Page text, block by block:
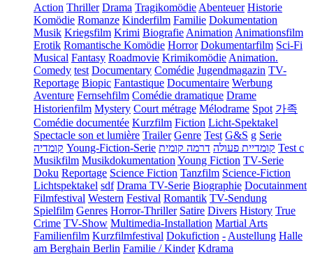
Action Thriller Drama Tragikomödie Abenteuer Historie
Komödie Romanze Kinderfilm Familie Dokumentation
Musik Kriegsfilm Krimi Biografie Animation Animationsfilm
Erotik Romantische Komödie Horror Dokumentarfilm Sci-Fi
Musical Fantasy Roadmovie Krimikomödie Animation.
Comedy test Documentary Comédie Jugendmagazin TV-
Reportage Biopic Fantastique Documentaire Werbung
Aventure Fernsehfilm Comédie dramatique Drame
Historienfilm Mystery Court métrage Mélodrame Spot 가족
Comédie documentée Kurzfilm Fiction Licht-Spektakel
Spectacle son et lumière Trailer Genre Test G&S g Serie
קומדיה Young-Fiction-Serie קומדיית פעולה דרמה קומית
Test c
Musikfilm Musikdokumentation Young Fiction TV-Serie
Doku Reportage Science Fiction Tanzfilm Science-Fiction
Lichtspektakel sdf Drama TV-Serie Biographie Docutainment
Filmfestival Western Festival Romantik TV-Sendung
Spielfilm Genres Horror-Thriller Satire Divers History True
Crime TV-Show Multimedia-Installation Martial Arts
Familienfilm Kurzfilmfestival Dokufiction - Austellung Halle
am Berghain Berlin Familie / Kinder Kdrama